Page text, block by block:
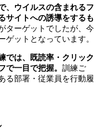
、ウイルスの含まれるフ
サイトへの誘導をするも
ターゲットでしたが、今
ゲットとなっています。
では、既読率・クリック
で一目で把握。 訓練ご
る部署・従業員を行動履